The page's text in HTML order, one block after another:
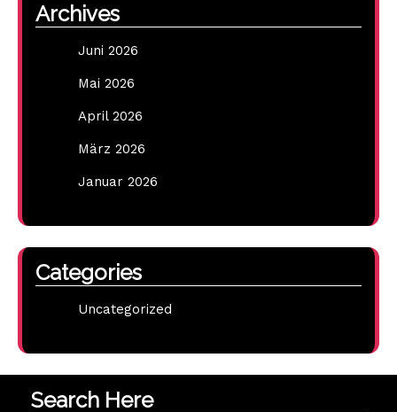
Archives
Juni 2026
Mai 2026
April 2026
März 2026
Januar 2026
Categories
Uncategorized
Search Here